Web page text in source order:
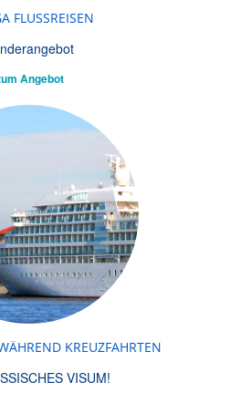
FLUSSREISEN
Angebot
KREUZFAHRTEN
VISUM!